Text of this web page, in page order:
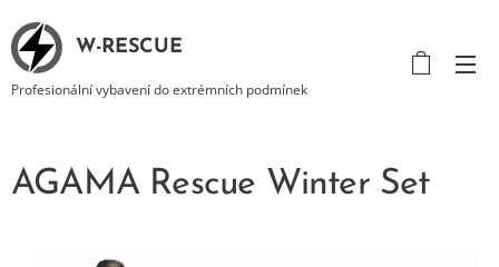
W-RESCUE
Profesionální vybavení do extrémních podmínek
AGAMA Rescue Winter Set